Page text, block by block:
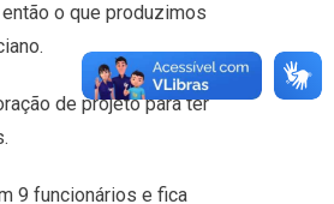
o que produzimos
de projeto para ter
9 funcionários e fica